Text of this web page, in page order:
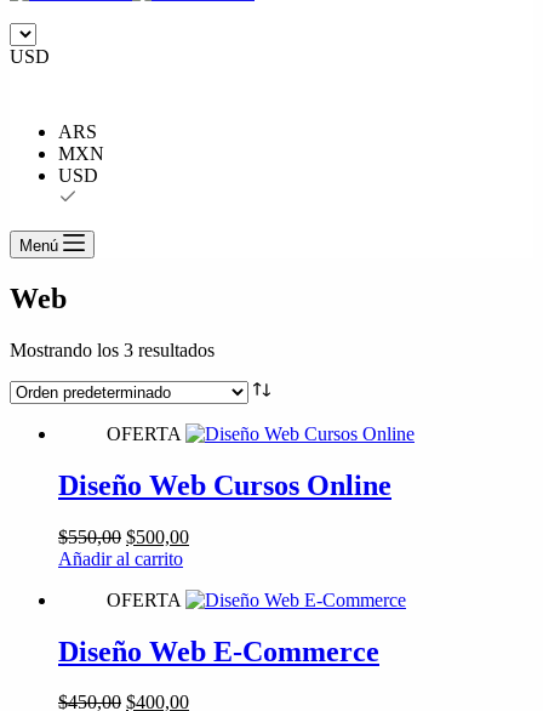
USD
ARS
MXN
USD
Menú
Web
Mostrando los 3 resultados
OFERTA
Diseño Web Cursos Online
$550,00 El
precio
era:
$500,00El
es:
Añadir al carrito
OFERTA
Diseño Web E-Commerce
$450,00 El
$400,00El